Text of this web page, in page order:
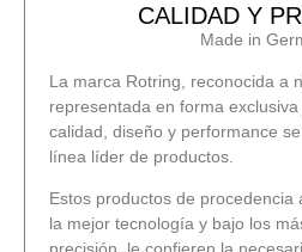
CALIDAD Y
Made in
La marca Rotring, reconocida a
representada en forma
calidad, diseño y performance
línea líder de productos.
Estos productos de procedencia
la mejor tecnología y bajo los